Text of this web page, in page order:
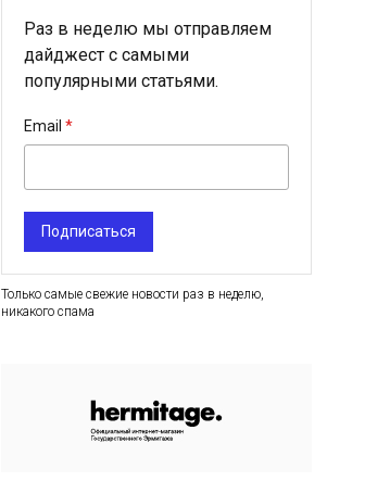
Раз в неделю мы отправляем
дайджест с самыми
популярными статьями.
Email
Подписаться
Только самые свежие новости раз в неделю,
никакого спама